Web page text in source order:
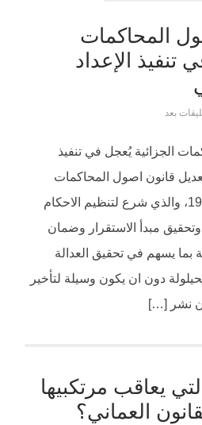
المحاكمات
تنفيذ الإعداد
بعد
الجزائية يُعجل في تنفيذ
تعديل قانون اصول المحاكمات
الجزائية رقم 23 لسنة 1971، والذي شرع لتنظيم الاحكام
وتحقيق مبدأ الاستقرار وضمان
بما يسهم في تحقيق العدالة
دون ان يكون وسيلة لتأخير
ان نشر […]
يعاقب مرتكبيها
العماني؟